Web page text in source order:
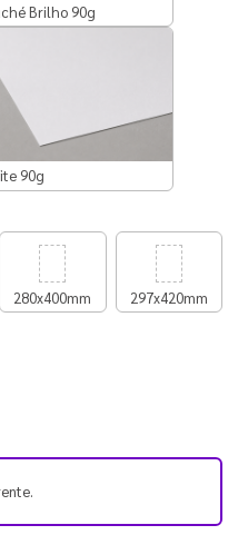
Brilho 90g
90g
280x400mm 297x420mm